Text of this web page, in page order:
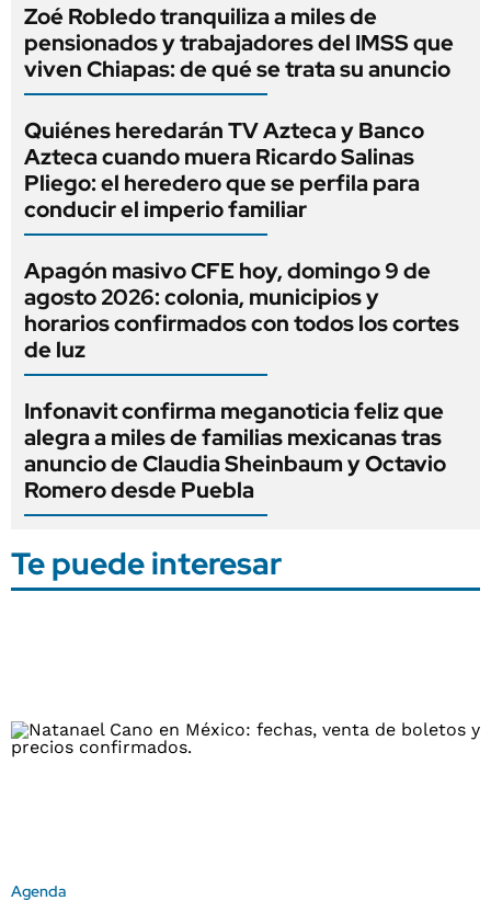
Zoé Robledo tranquiliza a miles de
pensionados y trabajadores del IMSS que
viven Chiapas: de qué se trata su anuncio
Quiénes heredarán TV Azteca y Banco
Azteca cuando muera Ricardo Salinas
Pliego: el heredero que se perfila para
conducir el imperio familiar
Apagón masivo CFE hoy, domingo 9 de
agosto 2026: colonia, municipios y
horarios confirmados con todos los cortes
de luz
Infonavit confirma meganoticia feliz que
alegra a miles de familias mexicanas tras
anuncio de Claudia Sheinbaum y Octavio
Romero desde Puebla
Te puede interesar
Agenda